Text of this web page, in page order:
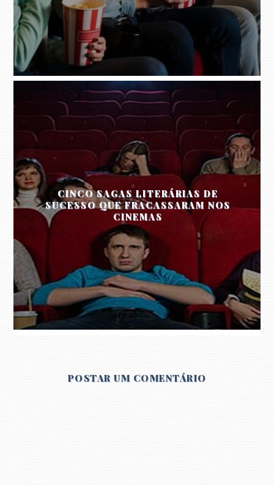
CINCO SAGAS LITERÁRIAS DE
SUCESSO QUE FRACASSARAM NOS
CINEMAS
POSTAR UM COMENTÁRIO